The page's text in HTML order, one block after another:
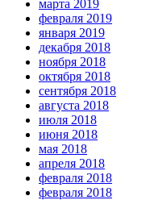
марта 2019
февраля 2019
января 2019
декабря 2018
ноября 2018
октября 2018
сентября 2018
августа 2018
июля 2018
июня 2018
мая 2018
апреля 2018
февраля 2018
февраля 2018